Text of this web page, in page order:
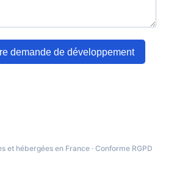
et hébergées en France · Conforme RGPD